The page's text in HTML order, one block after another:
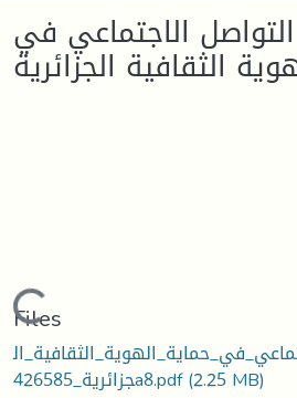
الاجتماعي في
الثقافية الجزائرية
Loading...
Files
جزائرية_426585a8.pdf(2.25 MB)